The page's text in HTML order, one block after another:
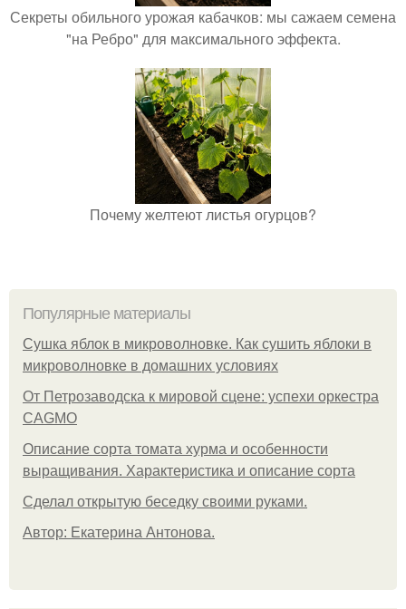
Секреты обильного урожая кабачков: мы сажаем семена
"на Ребро" для максимального эффекта.
Почему желтеют листья огурцов?
Популярные материалы
Сушка яблок в микроволновке. Как сушить яблоки в
микроволновке в домашних условиях
От Петрозаводска к мировой сцене: успехи оркестра
CAGMO
Описание сорта томата хурма и особенности
выращивания. Характеристика и описание сорта
Сделал открытую беседку своими руками.
Автор: Екатерина Антонова.